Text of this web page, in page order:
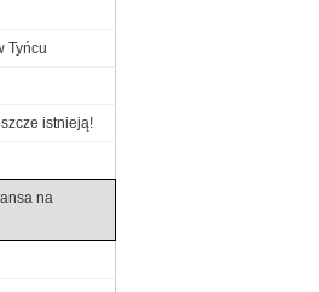
Tyńcu
istnieją!
na